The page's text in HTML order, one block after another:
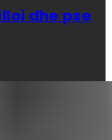
dhe pse